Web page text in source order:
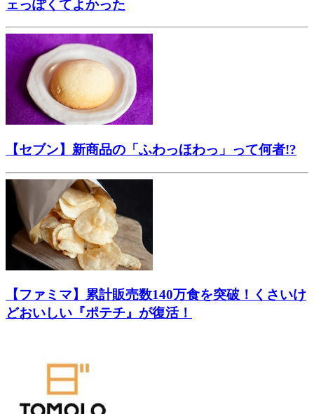
ェっぽくてよかった
【セブン】新商品の「ふわっほわっ」って何者!?
【ファミマ】累計販売数140万食を突破！くさいけ
どおいしい『ポテチ』が復活！